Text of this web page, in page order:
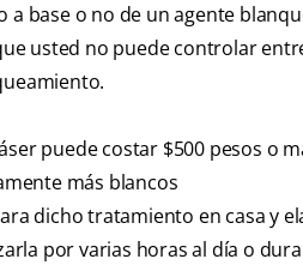
base o no de un agente
usted no puede controlar
puede costar $500 pesos o
más blancos
dicho tratamiento en casa y
por varias horas al día o